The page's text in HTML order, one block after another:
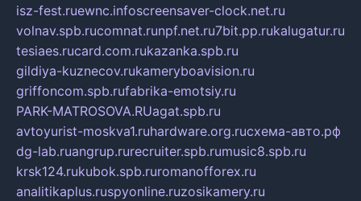
isz-fest.ruewnc.infoscreensaver-clock.net.ru
volnav.spb.rucomnat.runpf.net.ru7bit.pp.rukalugatur.ru
tesiaes.rucard.com.rukazanka.spb.ru
gildiya-kuznecov.rukameryboavision.ru
griffoncom.spb.rufabrika-emotsiy.ru
PARK-MATROSOVA.RUagat.spb.ru
avtoyurist-moskva1.ruhardware.org.ruсхема-авто.рф
dg-lab.ruangrup.rurecruiter.spb.rumusic8.spb.ru
krsk124.rukubok.spb.ruromanofforex.ru
analitikaplus.ruspyonline.ruzosikamery.ru